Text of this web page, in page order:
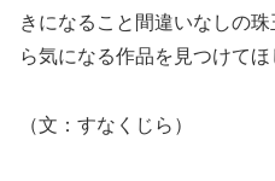
きになること間違いなしの
ら気になる作品を見つけてほ
（文：すなくじら）